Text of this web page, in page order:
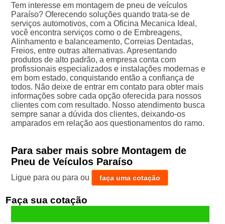
Tem interesse em montagem de pneu de veículos
Paraíso? Oferecendo soluções quando trata-se de
serviços automotivos, com a Oficina Mecanica Ideal,
você encontra serviços como o de Embreagens,
Alinhamento e balanceamento, Correias Dentadas,
Freios, entre outras alternativas. Apresentando
produtos de alto padrão, a empresa conta com
profissionais especializados e instalações modernas e
em bom estado, conquistando então a confiança de
todos. Não deixe de entrar em contato para obter mais
informações sobre cada opção oferecida para nossos
clientes com com resultado. Nosso atendimento busca
sempre sanar a dúvida dos clientes, deixando-os
amparados em relação aos questionamentos do ramo.
Para saber mais sobre Montagem de
Pneu de Veículos Paraíso
Ligue para ou para ou faça uma cotação
Faça sua cotação